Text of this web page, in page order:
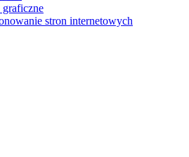
stron internetowych